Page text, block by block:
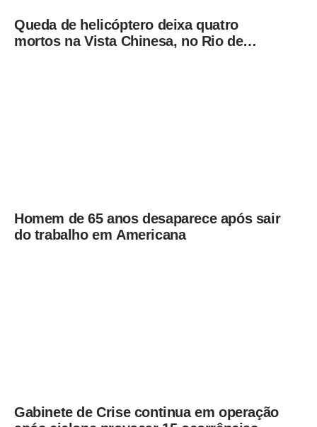
Queda de helicóptero deixa quatro
mortos na Vista Chinesa, no Rio de
Homem de 65 anos desaparece após sair
do trabalho em Americana
Gabinete de Crise continua em operação